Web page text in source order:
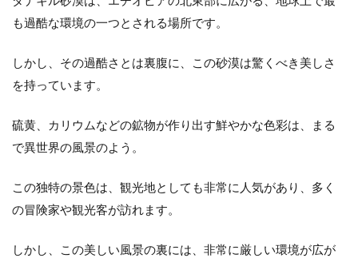
も過酷な環境の一つとされる場所です。
しかし、その過酷さとは裏腹に、この砂漠は驚くべき美しさ
を持っています。
硫黄、カリウムなどの鉱物が作り出す鮮やかな色彩は、まる
で異世界の風景のよう。
この独特の景色は、観光地としても非常に人気があり、多く
の冒険家や観光客が訪れます。
しかし、この美しい風景の裏には、非常に厳しい環境が広が